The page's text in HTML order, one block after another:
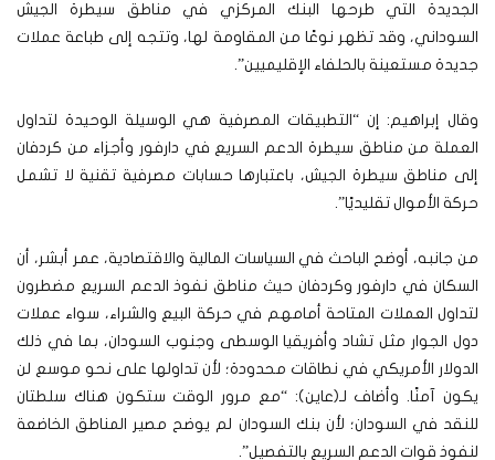
الجديدة التي طرحها البنك المركزي في مناطق سيطرة الجيش
السوداني، وقد تظهر نوعًا من المقاومة لها، وتتجه إلى طباعة عملات
جديدة مستعينة بالحلفاء الإقليميين”.
وقال إبراهيم: إن “التطبيقات المصرفية هي الوسيلة الوحيدة لتداول
العملة من مناطق سيطرة الدعم السريع في دارفور وأجزاء من كردفان
إلى مناطق سيطرة الجيش، باعتبارها حسابات مصرفية تقنية لا تشمل
حركة الأموال تقليديًا”.
من جانبه، أوضح الباحث في السياسات المالية والاقتصادية، عمر أبشر، أن
السكان في دارفور وكردفان حيث مناطق نفوذ الدعم السريع مضطرون
لتداول العملات المتاحة أمامهم في حركة البيع والشراء، سواء عملات
دول الجوار مثل تشاد وأفريقيا الوسطى وجنوب السودان، بما في ذلك
الدولار الأمريكي في نطاقات محدودة؛ لأن تداولها على نحو موسع لن
يكون آمنًا. وأضاف لـ(عاين): “مع مرور الوقت ستكون هناك سلطتان
للنقد في السودان؛ لأن بنك السودان لم يوضح مصير المناطق الخاضعة
لنفوذ قوات الدعم السريع بالتفصيل”.